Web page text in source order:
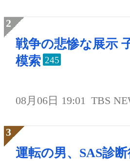
戦争の悲惨な展示
模索 245
08月06日 19:01 TBS
運転の男、SAS診